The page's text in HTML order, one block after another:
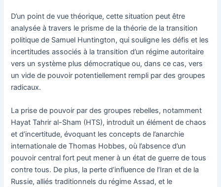
D’un point de vue théorique, cette situation peut être
analysée à travers le prisme de la théorie de la transition
politique de Samuel Huntington, qui souligne les défis et les
incertitudes associés à la transition d’un régime autoritaire
vers un système plus démocratique ou, dans ce cas, vers
un vide de pouvoir potentiellement rempli par des groupes
radicaux.
La prise de pouvoir par des groupes rebelles, notamment
Hayat Tahrir al-Sham (HTS), introduit un élément de chaos
et d’incertitude, évoquant les concepts de l’anarchie
internationale de Thomas Hobbes, où l’absence d’un
pouvoir central fort peut mener à un état de guerre de tous
contre tous. De plus, la perte d’influence de l’Iran et de la
Russie, alliés traditionnels du régime Assad, et le